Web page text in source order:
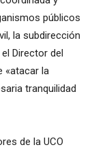
públicos
la subdirección
Director del
«atacar la
tranquilidad
de la UCO